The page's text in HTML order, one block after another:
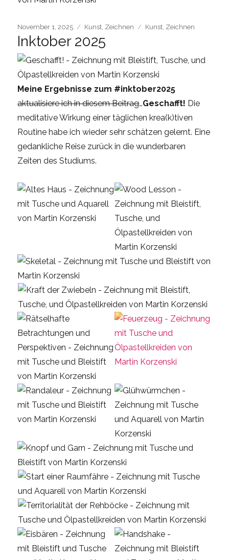
Posted
on
November 1, 2025 Categories
Kunst, Zeichnen Tags
Kunst, Zeichnen
Inktober 2025
Meine Ergebnisse zum #inktober2025
aktualisiere ich in diesem Beitrag…Geschafft! Die
meditative Wirkung einer täglichen krea(k)tiven
Routine habe ich wieder sehr schätzen gelernt. Eine
gedankliche Reise zurück in die wunderbaren
Zeiten des Studiums.